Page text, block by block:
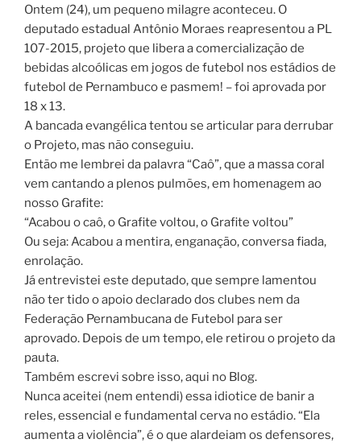
Ontem (24), um pequeno milagre aconteceu. O
deputado estadual Antônio Moraes reapresentou a PL
107-2015, projeto que libera a comercialização de
bebidas alcoólicas em jogos de futebol nos estádios de
futebol de Pernambuco e pasmem! – foi aprovada por
18 x 13.
A bancada evangélica tentou se articular para derrubar
o Projeto, mas não conseguiu.
Então me lembrei da palavra “Caô”, que a massa coral
vem cantando a plenos pulmões, em homenagem ao
nosso Grafite:
“Acabou o caô, o Grafite voltou, o Grafite voltou”
Ou seja: Acabou a mentira, enganação, conversa fiada,
enrolação.
Já entrevistei este deputado, que sempre lamentou
não ter tido o apoio declarado dos clubes nem da
Federação Pernambucana de Futebol para ser
aprovado. Depois de um tempo, ele retirou o projeto da
pauta.
Também escrevi sobre isso, aqui no Blog.
Nunca aceitei (nem entendi) essa idiotice de banir a
reles, essencial e fundamental cerva no estádio. “Ela
aumenta a violência”, é o que alardeiam os defensores,